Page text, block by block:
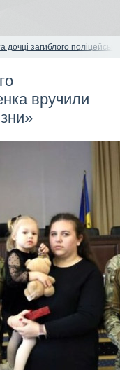
дочці загиблого
вручили